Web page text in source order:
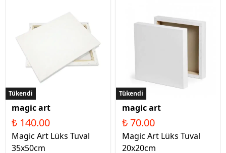
Tükendi
magic art
₺ 140.00
Magic Art Lüks Tuval
35x50cm
Tükendi
magic art
₺ 70.00
Magic Art Lüks Tuval
20x20cm